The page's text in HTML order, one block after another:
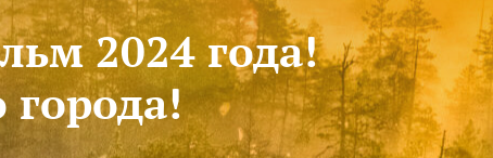
2024 года!